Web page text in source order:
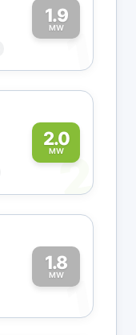
1.9
MW1
2.0
MW
2
1.8
MW1